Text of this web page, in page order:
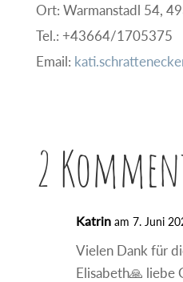
Ort: Warmanstadl 54,
Tel.: +43664/1705375
Email:
2
Katrin am 7. Juni
Vielen Dank für
Elisabeth🙏 liebe